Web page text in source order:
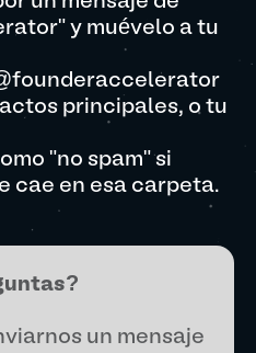
y muévelo a tu
principales, o tu
"no spam" si
cae en esa carpeta.
un mensaje